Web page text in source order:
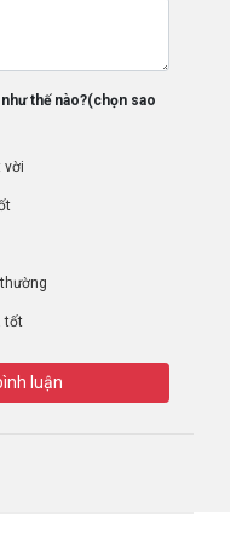
như thế nào?(chọn sao
vời
tốt
luận